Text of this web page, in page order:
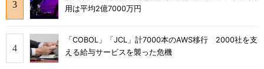
用は平均2億7000万円
「COBOL」「JCL」計7000本のAWS移行 2000社を支
える給与サービスを襲った危機